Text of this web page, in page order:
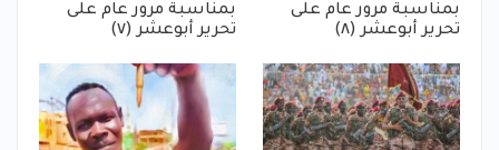
بمناسبة مرور عام على
تحرير أبوعشر (٨)
بمناسبة مرور عام على
تحرير أبوعشر (٧)